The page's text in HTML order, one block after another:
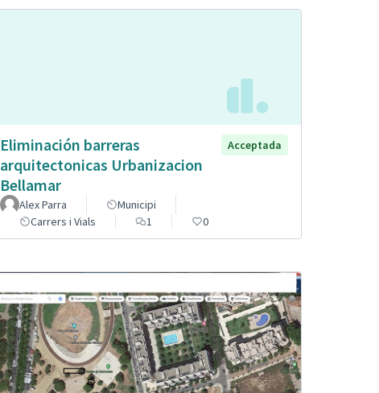
Eliminación barreras
arquitectonicas Urbanizacion
Bellamar
Acceptada
Alex Parra
Municipi
Carrers i Vials
1 0